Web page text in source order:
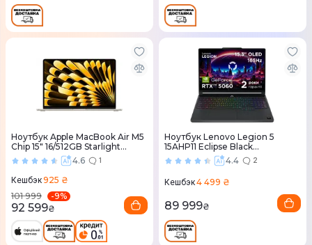
Ноутбук Apple MacBook Air M5
Chip 15" 16/512GB Starlight
(MDVD4) 20264.6 1
Кешбэк925 ₴
101 999
-9%
92 599₴
Ноутбук Lenovo Legion 5
15AHP11 Eclipse Black
(83Q7004BRA)4.4 2
Кешбэк4 499 ₴
89 999₴